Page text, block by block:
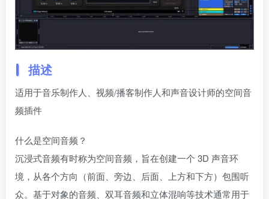
描述
适用于音乐制作人、视频/播客制作人和声音设计师的空间音
频插件
什么是空间音频？
沉浸式音频有时称为空间音频，旨在创建一个 3D 声音环
境，从各个方向（前面、旁边、后面、上方和下方）包围听
众。基于对象的音频、双耳音频和立体混响等技术通常用于